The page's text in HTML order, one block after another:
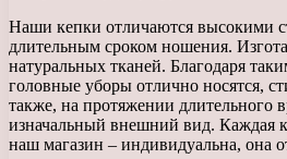
Наши кепки отличаются высокими
длительным сроком ношения.
натуральных тканей. Благодаря
головные уборы отлично носятся,
также, на протяжении длительного
изначальный внешний вид. Каждая
наш магазин – индивидуальна, она